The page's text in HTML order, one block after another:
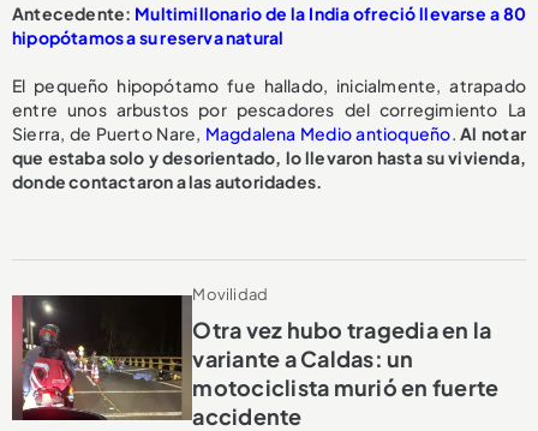
Antecedente: Multimillonario de la India ofreció llevarse a 80
hipopótamos a su reserva natural
El pequeño hipopótamo fue hallado, inicialmente, atrapado
entre unos arbustos por pescadores del corregimiento La
Sierra, de Puerto Nare, Magdalena Medio antioqueño.Al notar
que estaba solo y desorientado, lo llevaron hasta su vivienda,
donde contactaron a las autoridades.
Movilidad
Otra vez hubo tragedia en la
variante a Caldas: un
motociclista murió en fuerte
accidente